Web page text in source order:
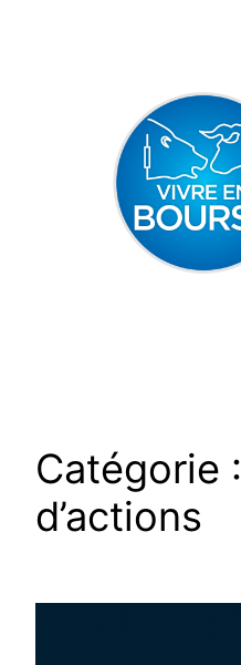
Catégorie :
d’actions